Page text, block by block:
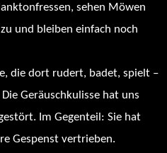
sehen Möwen
und bleiben einfach noch
die dort rudert, badet, spielt –
Geräuschkulisse hat uns
Im Gegenteil: Sie hat
Gespenst vertrieben.